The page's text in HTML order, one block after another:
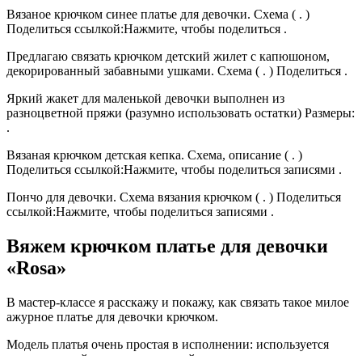
Вязаное крючком синее платье для девочки. Схема ( . )
Поделиться ссылкой:Нажмите, чтобы поделиться .
Предлагаю связать крючком детский жилет с капюшоном,
декорированный забавными ушками. Схема ( . ) Поделиться .
Яркий жакет для маленькой девочки выполнен из
разноцветной пряжи (разумно использовать остатки) Размеры:
.
Вязаная крючком детская кепка. Схема, описание ( . )
Поделиться ссылкой:Нажмите, чтобы поделиться записями .
Пончо для девочки. Схема вязания крючком ( . ) Поделиться
ссылкой:Нажмите, чтобы поделиться записями .
Вяжем крючком платье для девочки
«Rosa»
В мастер-классе я расскажу и покажу, как связать такое милое
ажурное платье для девочки крючком.
Модель платья очень простая в исполнении: используется